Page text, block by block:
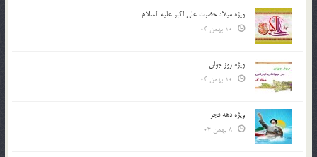
ویژه میلاد حضرت علی اکبر علیه السلام
ویژه روز جوان
ویژه دهه فجر